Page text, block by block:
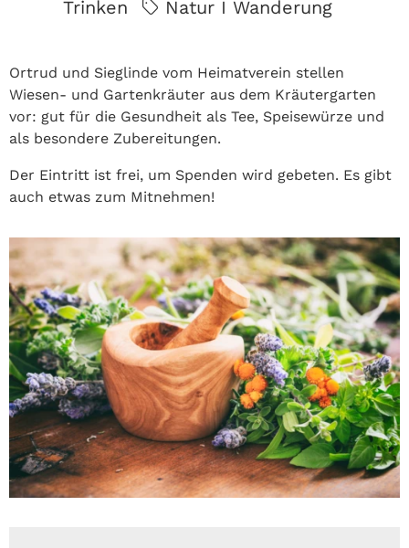
Trinken
Natur I Wanderung
Ortrud und Sieglinde vom Heimatverein stellen
Wiesen- und Gartenkräuter aus dem Kräutergarten
vor: gut für die Gesundheit als Tee, Speisewürze und
als besondere Zubereitungen.
Der Eintritt ist frei, um Spenden wird gebeten. Es gibt
auch etwas zum Mitnehmen!